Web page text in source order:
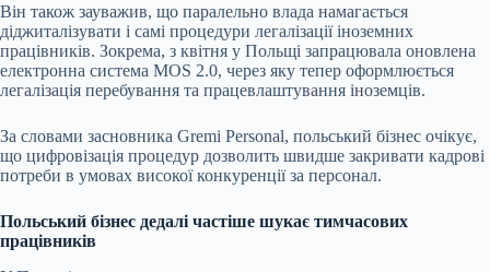
Він також зауважив, що паралельно влада намагається
діджиталізувати і самі процедури легалізації іноземних
працівників. Зокрема, з квітня у Польщі запрацювала оновлена
електронна система MOS 2.0, через яку тепер оформлюється
легалізація перебування та працевлаштування іноземців.
За словами засновника Gremi Personal, польський бізнес очікує,
що цифровізація процедур дозволить швидше закривати кадрові
потреби в умовах високої конкуренції за персонал.
Польський бізнес дедалі частіше шукає тимчасових
працівників